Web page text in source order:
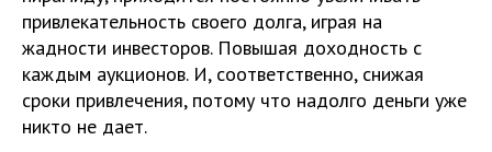
привлекательность своего долга, играя на
жадности инвесторов. Повышая доходность с
каждым аукционов. И, соответственно, снижая
сроки привлечения, потому что надолго деньги уже
никто не дает.